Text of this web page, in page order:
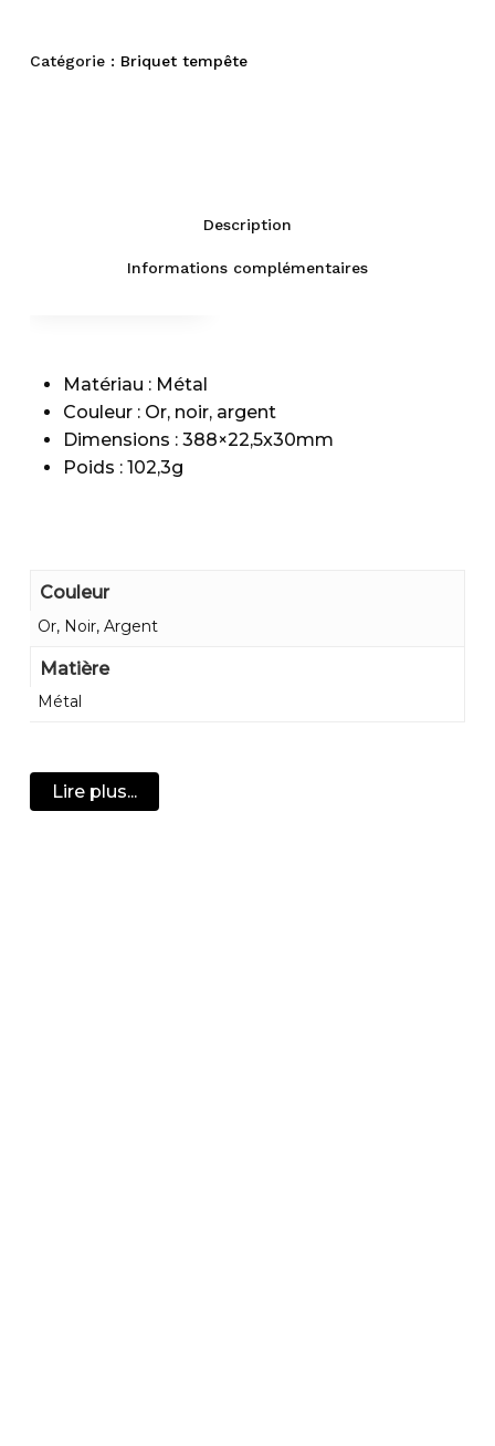
Catégorie : Briquet tempête
Description
Informations complémentaires
Fiche technique Description
Matériau : Métal
Couleur : Or, noir, argent
Dimensions : 388×22,5x30mm
Poids : 102,3g
Couleur
Or, Noir, Argent
Matière
Métal
Lire plus...